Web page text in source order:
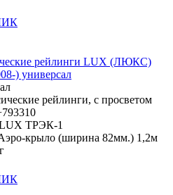
рейлинги LUX (ЛЮКС)
) универсал
рейлинги, с просветом
ТРЭК-1
крыло (ширина 82мм.) 1,2м